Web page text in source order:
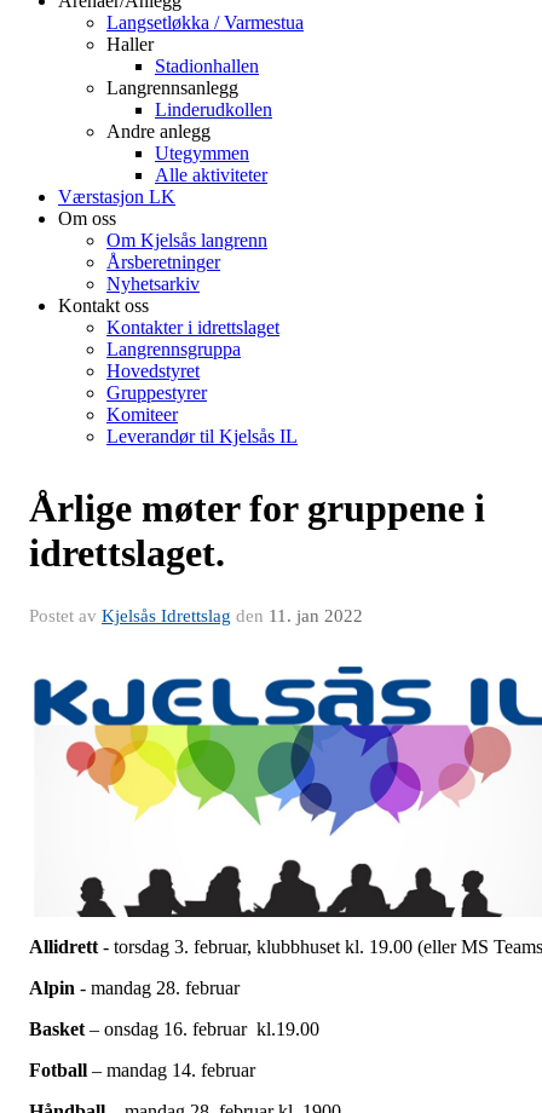
Langsetløkka / Varmestua
Haller
Stadionhallen
Langrennsanlegg
Linderudkollen
Andre anlegg
Utegymmen
Alle aktiviteter
Værstasjon LK
Om oss
Om Kjelsås langrenn
Årsberetninger
Nyhetsarkiv
Kontakt oss
Kontakter i idrettslaget
Langrennsgruppa
Hovedstyret
Gruppestyrer
Komiteer
Leverandør til Kjelsås IL
Årlige møter for gruppene i
idrettslaget.
Postet av Kjelsås Idrettslag den 11. jan 2022
Allidrett - torsdag 3. februar, klubbhuset kl. 19.00 (eller MS
Alpin - mandag 28. februar
Basket – onsdag 16. februar kl.19.00
Fotball – mandag 14. februar